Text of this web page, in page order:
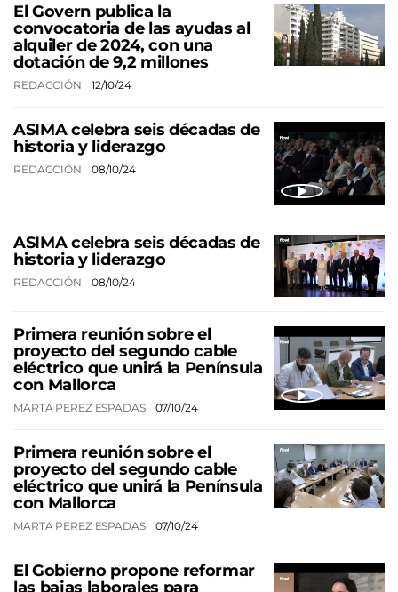
El Govern publica la
convocatoria de las ayudas al
alquiler de 2024, con una
dotación de 9,2 millones
REDACCIÓN 12/10/24
ASIMA celebra seis décadas de
historia y liderazgo
REDACCIÓN 08/10/24
ASIMA celebra seis décadas de
historia y liderazgo
REDACCIÓN 08/10/24
Primera reunión sobre el
proyecto del segundo cable
eléctrico que unirá la Península
con Mallorca
MARTA PEREZ ESPADAS 07/10/24
Primera reunión sobre el
proyecto del segundo cable
eléctrico que unirá la Península
con Mallorca
MARTA PEREZ ESPADAS 07/10/24
El Gobierno propone reformar
las bajas laborales para